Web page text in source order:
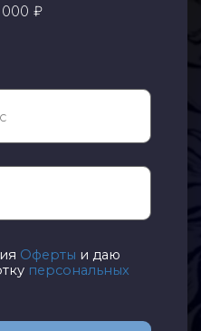
₽
Оферты и даю
персональных